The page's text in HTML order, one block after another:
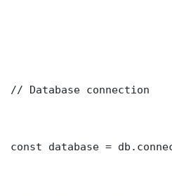
// Database connection
const database =